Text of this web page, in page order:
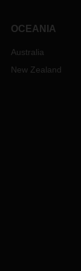
OCEANIA
Australia
New Zealand